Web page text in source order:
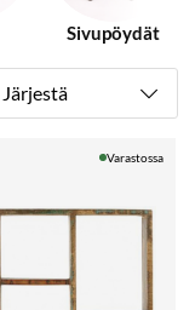
Sivupöydät
Järjestä
Varastossa